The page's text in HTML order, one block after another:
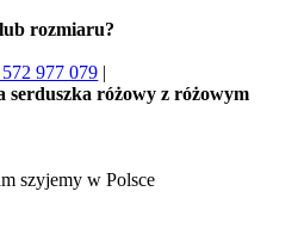
rozmiaru?
977 079 |
serduszka różowy z różowym